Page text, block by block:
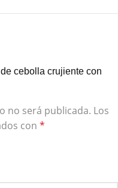
cebolla crujiente con
no será publicada. Los
con *